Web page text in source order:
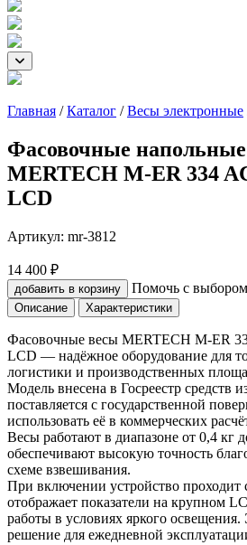
Главная /Каталог /Весы электронные
Фасовочные
MERTECH M-ER 334
LCD
Артикул: mr-3812
14 400 ₽
добавить в корзину Помочь с
Описание Характеристики
Фасовочные весы MERTECH M-ER
LCD — надёжное оборудование для
логистики и производственных
Модель внесена в Госреестр средств
поставляется с государственной
использовать её в коммерческих
Весы работают в диапазоне от 0,4 кг
обеспечивают высокую точность
схеме взвешивания.
При включении устройство проходит
отображает показатели на крупном
работы в условиях яркого
решение для ежедневной